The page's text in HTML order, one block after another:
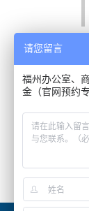
请您留言
福州办公室、
金（官网预约专